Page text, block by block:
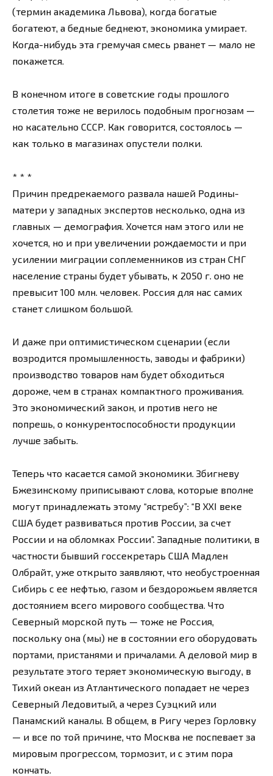
(термин академика Львова), когда богатые
богатеют, а бедные беднеют, экономика умирает.
Когда-нибудь эта гремучая смесь рванет — мало не
покажется.
В конечном итоге в советские годы прошлого
столетия тоже не верилось подобным прогнозам —
но касательно СССР. Как говорится, состоялось —
как только в магазинах опустели полки.
* * *
Причин предрекаемого развала нашей Родины-
матери у западных экспертов несколько, одна из
главных — демография. Хочется нам этого или не
хочется, но и при увеличении рождаемости и при
усилении миграции соплеменников из стран СНГ
население страны будет убывать, к 2050 г. оно не
превысит 100 млн. человек. Россия для нас самих
станет слишком большой.
И даже при оптимистическом сценарии (если
возродится промышленность, заводы и фабрики)
производство товаров нам будет обходиться
дороже, чем в странах компактного проживания.
Это экономический закон, и против него не
попрешь, о конкурентоспособности продукции
лучше забыть.
Теперь что касается самой экономики. Збигневу
Бжезинскому приписывают слова, которые вполне
могут принадлежать этому “ястребу”: “В XXI веке
США будет развиваться против России, за счет
России и на обломках России”. Западные политики, в
частности бывший госсекретарь США Мадлен
Олбрайт, уже открыто заявляют, что необустроенная
Сибирь с ее нефтью, газом и бездорожьем является
достоянием всего мирового сообщества. Что
Северный морской путь — тоже не Россия,
поскольку она (мы) не в состоянии его оборудовать
портами, пристанями и причалами. А деловой мир в
результате этого теряет экономическую выгоду, в
Тихий океан из Атлантического попадает не через
Северный Ледовитый, а через Суэцкий или
Панамский каналы. В общем, в Ригу через Горловку
— и все по той причине, что Москва не поспевает за
мировым прогрессом, тормозит, и с этим пора
кончать.